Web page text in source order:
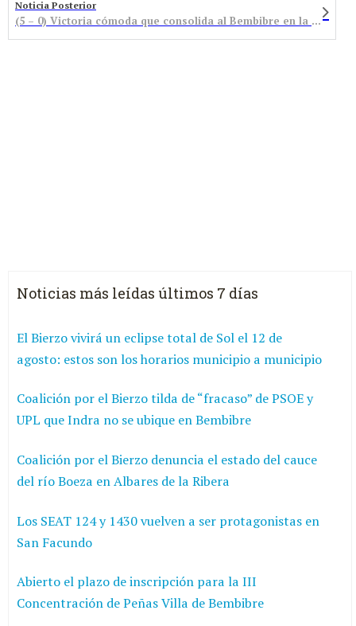
Noticia Posterior
(5 – 0) Victoria cómoda que consolida al Bembibre en la segunda plaza
Noticias más leídas últimos 7 días
El Bierzo vivirá un eclipse total de Sol el 12 de
agosto: estos son los horarios municipio a municipio
Coalición por el Bierzo tilda de “fracaso” de PSOE y
UPL que Indra no se ubique en Bembibre
Coalición por el Bierzo denuncia el estado del cauce
del río Boeza en Albares de la Ribera
Los SEAT 124 y 1430 vuelven a ser protagonistas en
San Facundo
Abierto el plazo de inscripción para la III
Concentración de Peñas Villa de Bembibre